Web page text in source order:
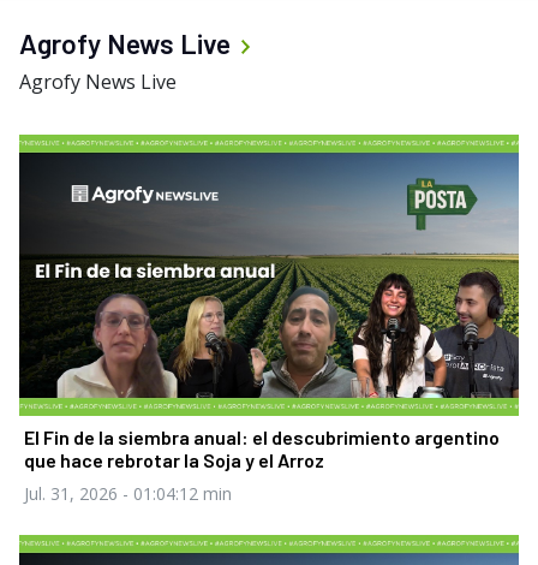
Agrofy News Live
Agrofy News Live
El Fin de la siembra anual: el descubrimiento argentino
que hace rebrotar la Soja y el Arroz
Jul. 31, 2026 - 01:04:12 min